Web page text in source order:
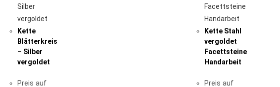
Kette
Blätterkreis
– Silber
vergoldet
Preis auf
Kette Stahl
vergoldet
Facettsteine
Handarbeit
Preis auf